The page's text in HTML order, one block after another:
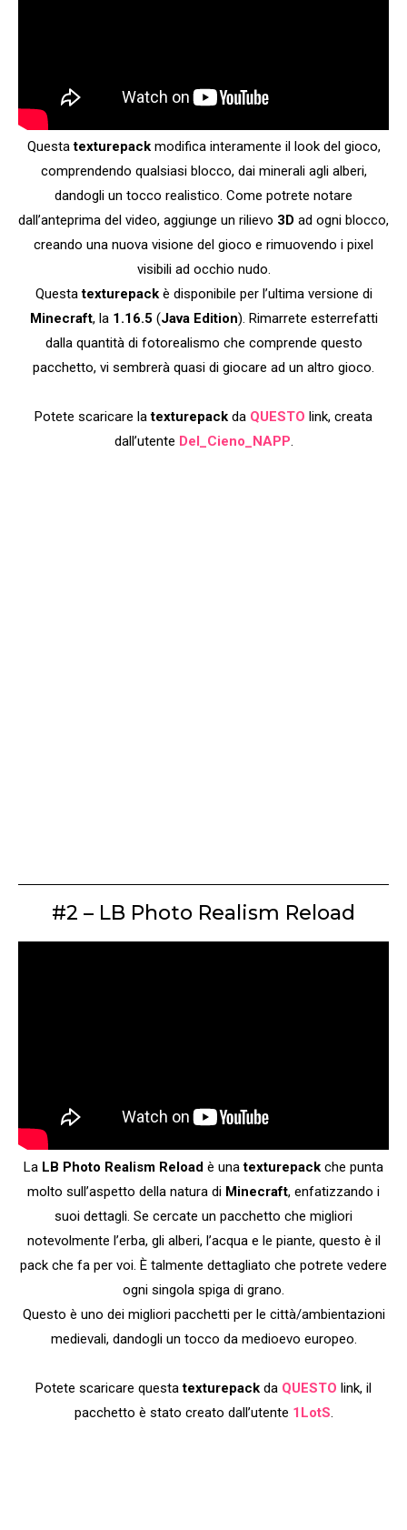
Questatexturepackmodifica interamente il look del gioco,
comprendendo qualsiasi blocco, dai minerali agli alberi,
dandogli un tocco realistico. Come potrete notare
dall’anteprima del video, aggiunge un rilievo 3D ad ogni blocco,
creando una nuova visione del gioco e rimuovendo i pixel
visibili ad occhio nudo.
Questatexturepackè disponibile per l’ultima versione di
Minecraft, la1.16.5 (Java Edition). Rimarrete esterrefatti
dalla quantità di fotorealismo che comprende questo
pacchetto, vi sembrerà quasi di giocare ad un altro gioco.
Potete scaricare latexturepack da QUESTO link, creata
dall’utente Del_Cieno_NAPP.
#2 – LB Photo Realism Reload
La LB Photo Realism Reload è unatexturepack che punta
molto sull’aspetto della natura di Minecraft, enfatizzando i
suoi dettagli. Se cercate un pacchetto che migliori
notevolmente l’erba, gli alberi, l’acqua e le piante, questo è il
pack che fa per voi. È talmente dettagliato che potrete vedere
ogni singola spiga di grano.
Questo è uno dei migliori pacchetti per le città/ambientazioni
medievali, dandogli un tocco da medioevo europeo.
Potete scaricare questatexturepack da QUESTO link, il
pacchetto è stato creato dall’utente 1LotS.